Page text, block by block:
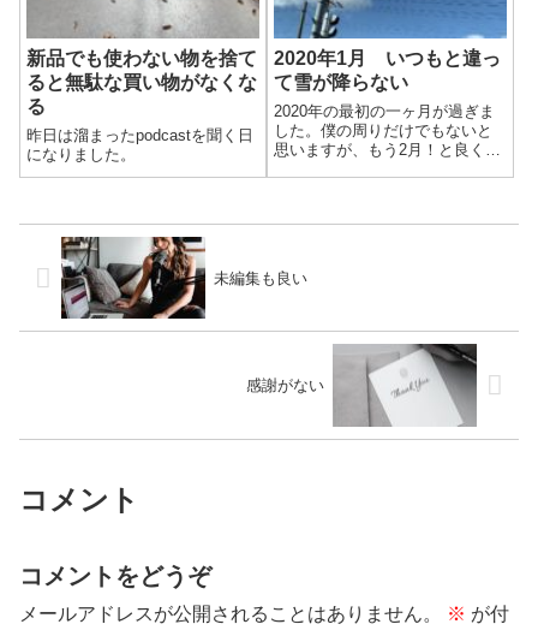
新品でも使わない物を捨て
ると無駄な買い物がなくな
る
昨日は溜まったpodcastを聞く日
になりました。
2020年1月 いつもと違っ
て雪が降らない
2020年の最初の一ヶ月が過ぎま
した。僕の周りだけでもないと
思いますが、もう2月！と良く聞
てましたが…、という状態。
未編集も良い
感謝がない
コメント
コメントをどうぞ
メールアドレスが公開されることはありません。 ※ が付